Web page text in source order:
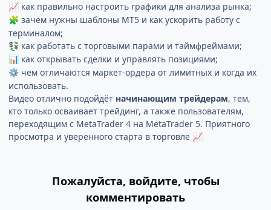
📈 как правильно настроить графики для анализа рынка;
🧩 зачем нужны шаблоны MT5 и как ускорить работу с
терминалом;
💱 как работать с торговыми парами и таймфреймами;
📊 как открывать сделки и управлять позициями;
⚙️ чем отличаются маркет-ордера от лимитных и когда их
использовать.
Видео отлично подойдёт начинающим трейдерам, тем,
кто только осваивает трейдинг, а также пользователям,
переходящим с MetaTrader 4 на MetaTrader 5. Приятного
просмотра и уверенного старта в торговле 📈
Пожалуйста, войдите, чтобы
комментировать